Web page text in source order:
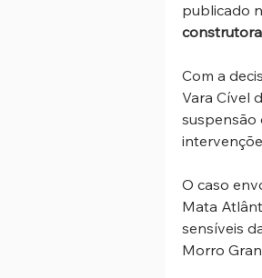
publicado
Com a
Vara Cível
suspensão
O caso
Mata
sensíveis
Morro